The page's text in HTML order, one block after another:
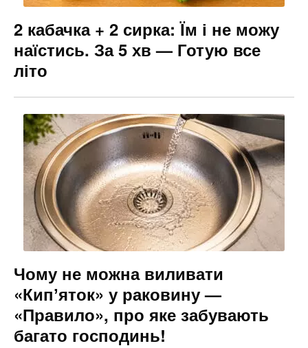
2 кабачка + 2 сирка: Їм і не можу
наїстись. За 5 хв — Готую все
літо
Чому не можна виливати
«Кипʼяток» у раковину —
«Правило», про яке забувають
багато господинь!